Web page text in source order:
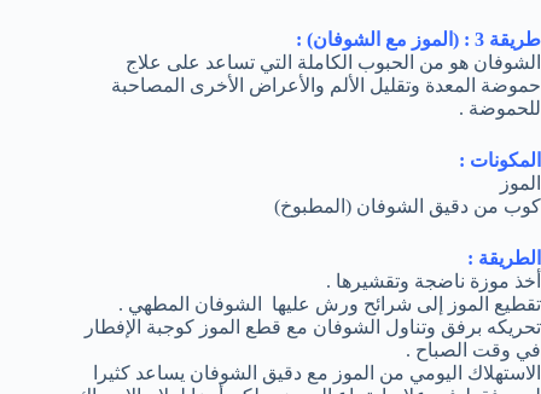
طريقة 3 : (الموز مع الشوفان) :
الشوفان هو من الحبوب الكاملة التي تساعد على علاج
حموضة المعدة وتقليل الألم والأعراض الأخرى المصاحبة
للحموضة .
المكونات :
الموز
كوب من دقيق الشوفان (المطبوخ)
الطريقة :
أخذ موزة ناضجة وتقشيرها .
تقطيع الموز إلى شرائح ورش عليها الشوفان المطهي .
تحريكه برفق وتناول الشوفان مع قطع الموز كوجبة الإفطار
في وقت الصباح .
الاستهلاك اليومي من الموز مع دقيق الشوفان يساعد كثيرا